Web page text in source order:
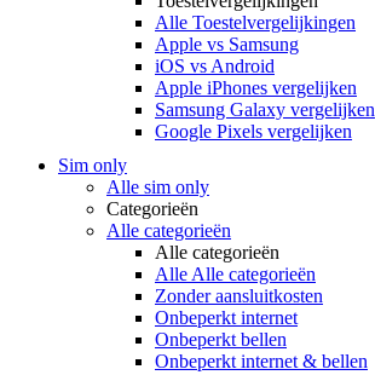
Alle Toestelvergelijkingen
Apple vs Samsung
iOS vs Android
Apple iPhones vergelijken
Samsung Galaxy vergelijken
Google Pixels vergelijken
Sim only
Alle sim only
Categorieën
Alle categorieën
Alle categorieën
Alle Alle categorieën
Zonder aansluitkosten
Onbeperkt internet
Onbeperkt bellen
Onbeperkt internet & bellen